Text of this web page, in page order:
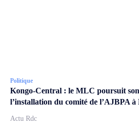
Politique
Kongo-Central : le MLC poursuit
l’installation du comité de l’AJBPA à
Actu Rdc